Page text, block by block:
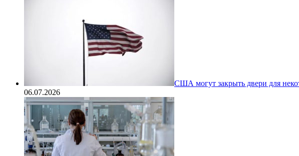
США могут закрыть двери для
06.07.2026